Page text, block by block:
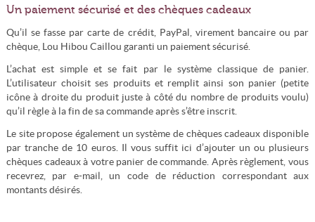
Un paiement sécurisé et des chèques cadeaux
Qu’il se fasse par carte de crédit, PayPal, virement bancaire ou par
chèque, Lou Hibou Caillou garanti un paiement sécurisé.
L’achat est simple et se fait par le système classique de panier.
L’utilisateur choisit ses produits et remplit ainsi son panier (petite
icône à droite du produit juste à côté du nombre de produits voulu)
qu’il règle à la fin de sa commande après s’être inscrit.
Le site propose également un système de chèques cadeaux disponible
par tranche de 10 euros. Il vous suffit ici d’ajouter un ou plusieurs
chèques cadeaux à votre panier de commande. Après règlement, vous
recevrez, par e-mail, un code de réduction correspondant aux
montants désirés.